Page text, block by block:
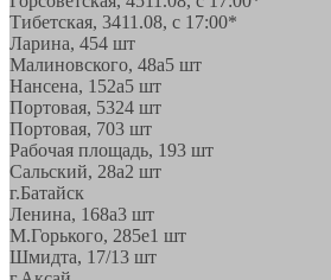
Тибетская, 3411.08, с 17:00*
Ларина, 454 шт
Малиновского, 48а5 шт
Нансена, 152а5 шт
Портовая, 5324 шт
Портовая, 703 шт
Рабочая площадь, 193 шт
Сальский, 28a2 шт
г.Батайск
Ленина, 168а3 шт
М.Горького, 285е1 шт
Шмидта, 17/13 шт